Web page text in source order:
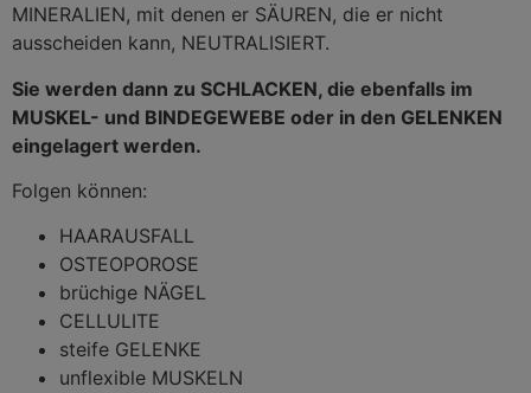
MINERALIEN, mit denen er SÄUREN, die er nicht
ausscheiden kann, NEUTRALISIERT.
Sie werden dann zu SCHLACKEN, die ebenfalls im
MUSKEL- und BINDEGEWEBE oder in den GELENKEN
eingelagert werden.
Folgen können:
HAARAUSFALL
OSTEOPOROSE
brüchige NÄGEL
CELLULITE
steife GELENKE
unflexible MUSKELN